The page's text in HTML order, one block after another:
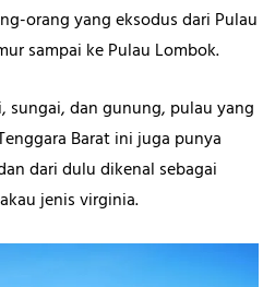
orang yang eksodus dari Pulau
sampai ke Pulau Lombok.
sungai, dan gunung, pulau yang
Barat ini juga punya
dari dulu dikenal sebagai
jenis virginia.